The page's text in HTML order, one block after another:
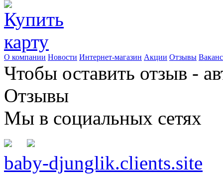
О компании Новости Интернет-магазин Акции Отзывы
Чтобы оставить отзыв -
Отзывы
Мы в социальных сетях
baby-djunglik.clients.site